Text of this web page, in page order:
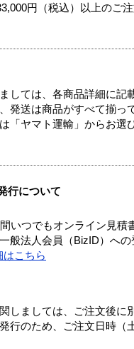
円（税込）以上のご注
しては、各商品詳細に記
発送は商品がすべて揃っ
「ヤマト運輸」からお選
行について
いつでもオンライン見積
般法人会員（BizID）への
こちら
しましては、ご注文後に
行のため、ご注文日時